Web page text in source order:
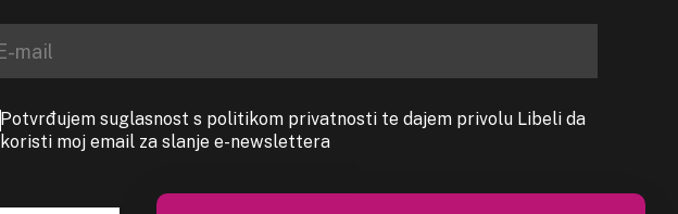
Potvrđujem suglasnost s politikom privatnosti te dajem privolu Libeli da
koristi moj email za slanje e-newslettera